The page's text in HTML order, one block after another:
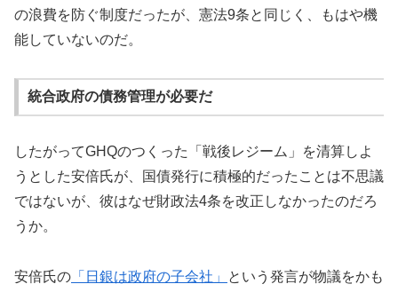
の浪費を防ぐ制度だったが、憲法9条と同じく、もはや機
能していないのだ。
統合政府の債務管理が必要だ
したがってGHQのつくった「戦後レジーム」を清算しよ
うとした安倍氏が、国債発行に積極的だったことは不思議
ではないが、彼はなぜ財政法4条を改正しなかったのだろ
うか。
安倍氏の 「日銀は政府の子会社」
という発言が物議をかも